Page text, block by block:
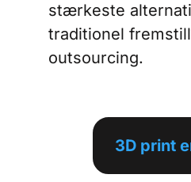
stærkeste
traditionel
outsourcing.
3D print